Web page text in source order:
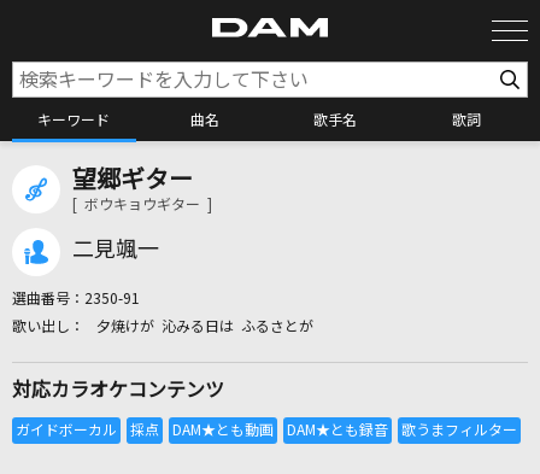
キーワード 曲名 歌手名 歌詞
全国りれき
望郷ギター
[ ボウキョウギター ]
二見颯一
選曲番号： 2350-91
夕焼けが 沁みる日は ふるさとが
対応カラオケコンテンツ